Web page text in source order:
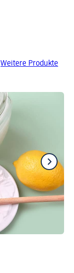
Weitere Produkte